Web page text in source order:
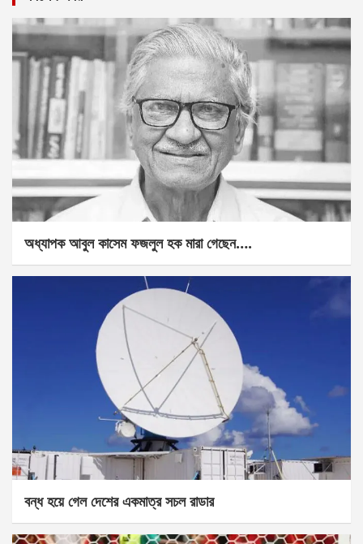
অধ্যাপক আবুল কাসেম ফজলুল হক মারা গেছেন….
বন্ধ হয়ে গেল দেশের একমাত্র সচল রাডার